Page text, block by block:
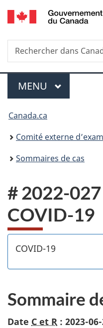
Recherche
Rechercher
dans
Menu
MENU PRINCIPAL
Vous
êtes
ici :
Canada.ca
Comité externe
Sommaires de cas
# 2022-
COVID-19
COVID-19
Sommaire
Date C et R : 2023-